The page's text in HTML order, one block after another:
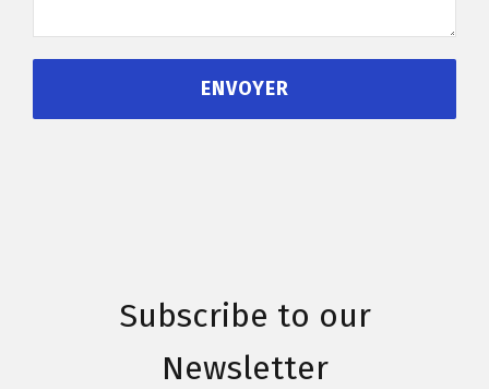
Subscribe to our
Newsletter